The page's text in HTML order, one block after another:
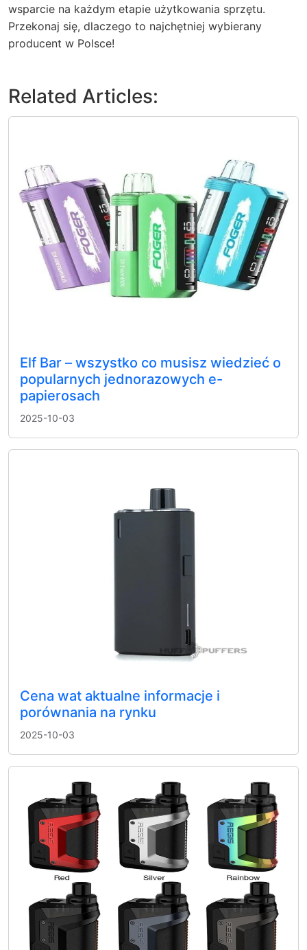
wsparcie na każdym etapie użytkowania sprzętu.
Przekonaj się, dlaczego to najchętniej wybierany
producent w Polsce!
Related Articles:
Elf Bar – wszystko co musisz wiedzieć o
popularnych jednorazowych e-
papierosach
2025-10-03
Cena wat aktualne informacje i
porównania na rynku
2025-10-03